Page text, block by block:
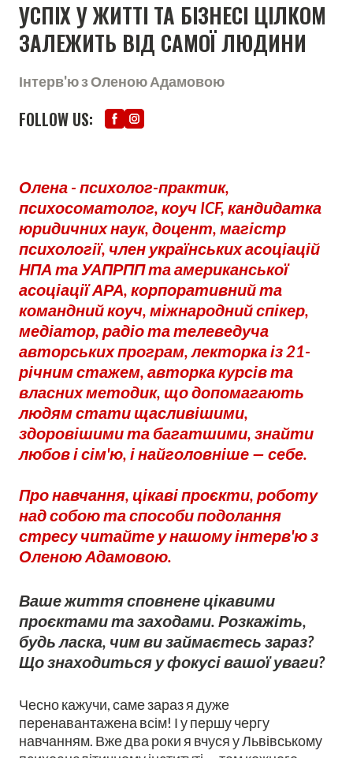
УСПІХ У ЖИТТІ ТА БІЗНЕСІ ЦІЛКОМ
ЗАЛЕЖИТЬ ВІД САМОЇ ЛЮДИНИ
Інтерв'ю з Оленою Адамовою
FOLLOW US:
Олена - психолог-практик,
психосоматолог, коуч ICF, кандидатка
юридичних наук, доцент, магістр
психології, член українських асоціацій
НПА та УАПРПП та американської
асоціації АРА, корпоративний та
командний коуч, міжнародний спікер,
медіатор, радіо та телеведуча
авторських програм, лекторка із 21-
річним стажем, авторка курсів та
власних методик, що допомагають
людям стати щасливішими,
здоровішими та багатшими, знайти
любов і сім'ю, і найголовніше — себе.
Про навчання, цікаві проєкти, роботу
над собою та способи подолання
стресу читайте у нашому інтерв'ю з
Оленою Адамовою.
Ваше життя сповнене цікавими
проєктами та заходами. Розкажіть,
будь ласка, чим ви займаєтесь зараз?
Що знаходиться у фокусі вашої уваги?
Чесно кажучи, саме зараз я дуже
перенавантажена всім! І у першу чергу
навчанням. Вже два роки я вчуся у Львівському